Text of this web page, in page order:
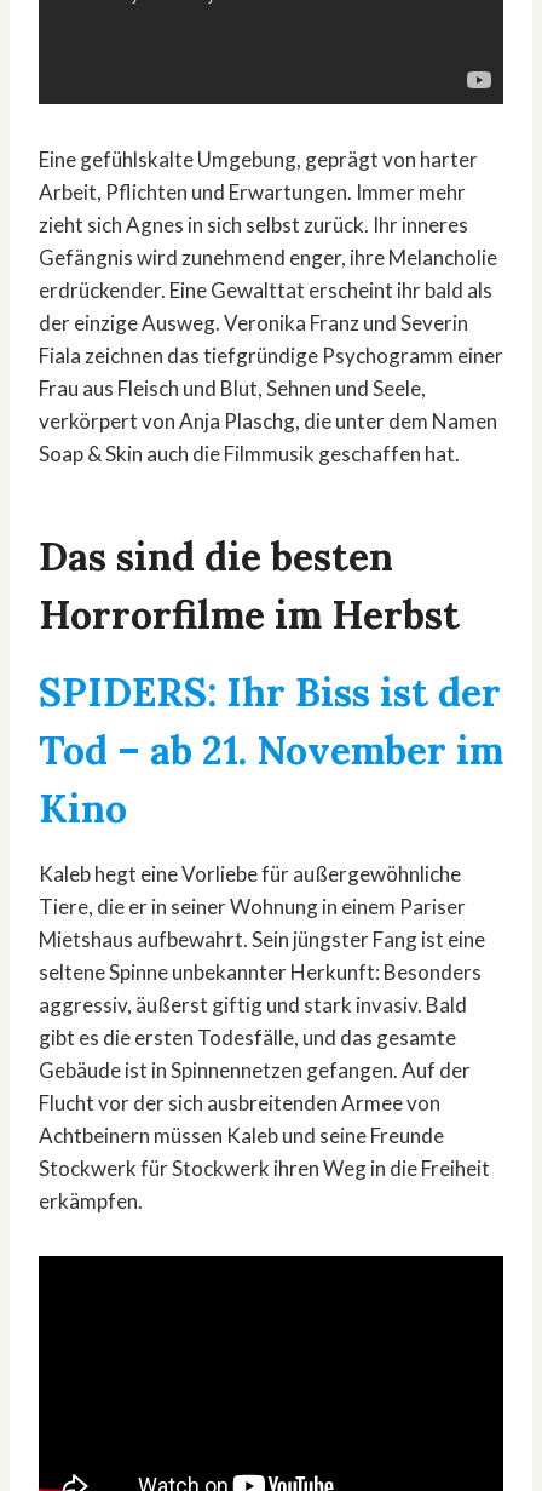
Eine gefühlskalte Umgebung, geprägt von harter
Arbeit, Pflichten und Erwartungen. Immer mehr
zieht sich Agnes in sich selbst zurück. Ihr inneres
Gefängnis wird zunehmend enger, ihre Melancholie
erdrückender. Eine Gewalttat erscheint ihr bald als
der einzige Ausweg. Veronika Franz und Severin
Fiala zeichnen das tiefgründige Psychogramm einer
Frau aus Fleisch und Blut, Sehnen und Seele,
verkörpert von Anja Plaschg, die unter dem Namen
Soap & Skin auch die Filmmusik geschaffen hat.
Das sind die besten
Horrorfilme im Herbst
SPIDERS: Ihr Biss ist der
Tod – ab 21. November im
Kino
Kaleb hegt eine Vorliebe für außergewöhnliche
Tiere, die er in seiner Wohnung in einem Pariser
Mietshaus aufbewahrt. Sein jüngster Fang ist eine
seltene Spinne unbekannter Herkunft: Besonders
aggressiv, äußerst giftig und stark invasiv. Bald
gibt es die ersten Todesfälle, und das gesamte
Gebäude ist in Spinnennetzen gefangen. Auf der
Flucht vor der sich ausbreitenden Armee von
Achtbeinern müssen Kaleb und seine Freunde
Stockwerk für Stockwerk ihren Weg in die Freiheit
erkämpfen.